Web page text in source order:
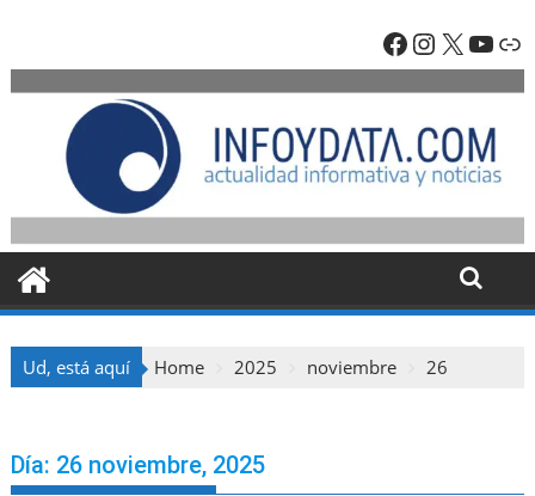
content
Facebook
X
Ud, está aquí Home 2025 noviembre 26
Día: 26 noviembre, 2025